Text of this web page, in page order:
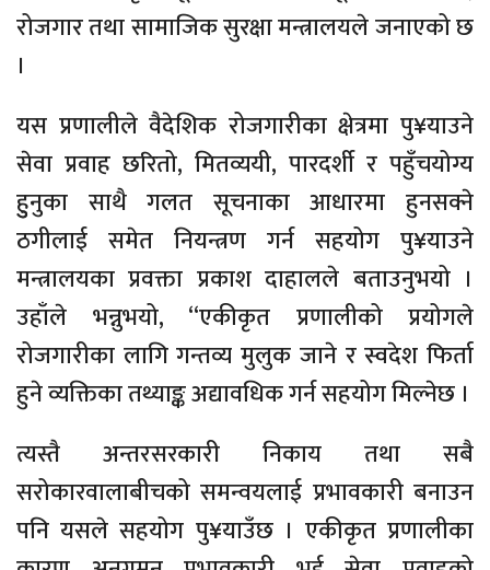
रोजगार तथा सामाजिक सुरक्षा मन्त्रालयले जनाएको छ
।
यस प्रणालीले वैदेशिक रोजगारीका क्षेत्रमा पु¥याउने
सेवा प्रवाह छरितो, मितव्ययी, पारदर्शी र पहुँचयोग्य
हुुनुका साथै गलत सूचनाका आधारमा हुनसक्ने
ठगीलाई समेत नियन्त्रण गर्न सहयोग पु¥याउने
मन्त्रालयका प्रवक्ता प्रकाश दाहालले बताउनुभयो ।
उहाँले भन्नुभयो, “एकीकृत प्रणालीको प्रयोगले
रोजगारीका लागि गन्तव्य मुलुक जाने र स्वदेश फिर्ता
हुने व्यक्तिका तथ्याङ्क अद्यावधिक गर्न सहयोग मिल्नेछ ।
त्यस्तै अन्तरसरकारी निकाय तथा सबै
सरोकारवालाबीचको समन्वयलाई प्रभावकारी बनाउन
पनि यसले सहयोग पु¥याउँछ । एकीकृत प्रणालीका